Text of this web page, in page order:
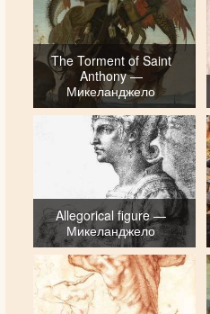
The Torment of Saint
Anthony —
Микеланджело
Allegorical figure —
Микеланджело